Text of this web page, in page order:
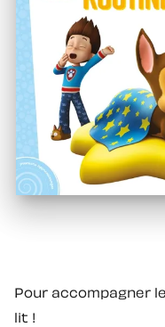
Pour accompagner
lit !